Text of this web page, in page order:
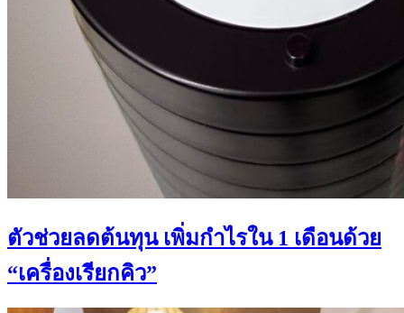
ตัวช่วยลดต้นทุน เพิ่มกำไรใน 1 เดือนด้วย
“เครื่องเรียกคิว”